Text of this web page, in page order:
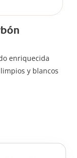
enriquecida
y blancos